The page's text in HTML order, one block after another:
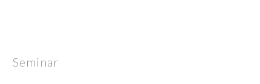
Seminar